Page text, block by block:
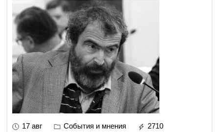
17 авг События и мнения
2710